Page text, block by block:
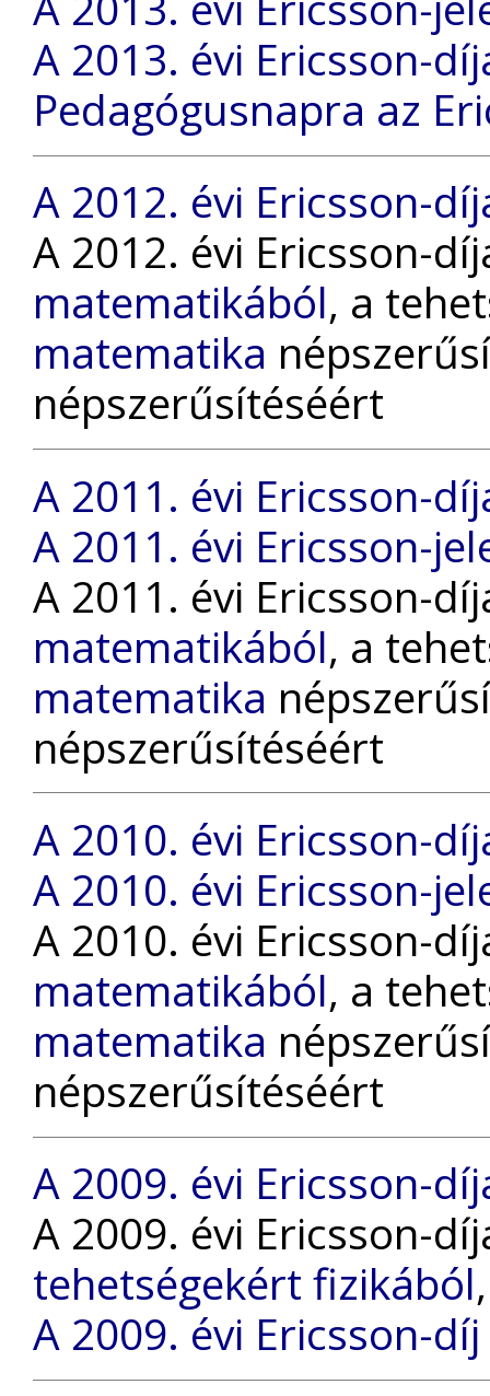
A 2013. évi Ericsson-
Pedagógusnapra az
A 2012. évi Ericsson-
A 2012. évi Ericsson-
matematikából, a
matematika
népszerűsítéséért
A 2011. évi Ericsson-
A 2011. évi Ericsson-
A 2011. évi Ericsson-
matematikából, a
matematika
népszerűsítéséért
A 2010. évi Ericsson-
A 2010. évi Ericsson-
A 2010. évi Ericsson-
matematikából, a
matematika
népszerűsítéséért
A 2009. évi Ericsson-
A 2009. évi Ericsson-
tehetségekért fizikából
A 2009. évi Ericsson-díj